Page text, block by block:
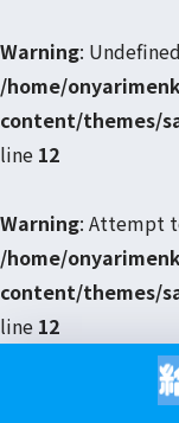
Warning:
/home/
content/themes/
line 12
Warning: Attempt
/home/
content/themes/
line 12